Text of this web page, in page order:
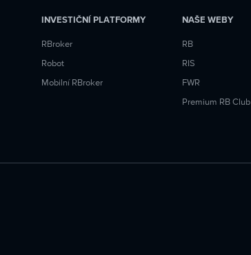
INVESTIČNÍ PLATFORMY
RBroker
Robot
Mobilní RBroker
NAŠE WEBY
RB
RIS
FWR
Premium RB Club